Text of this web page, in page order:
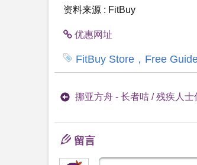
资料来源 : FitBuy
优惠网址
FitBuy Store，Free
挪亚方舟 - 长者咭 / 残疾人士
留言